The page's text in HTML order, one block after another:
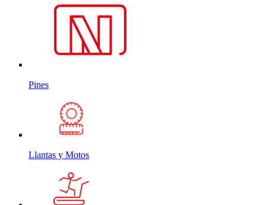
Pines
Llantas y Motos